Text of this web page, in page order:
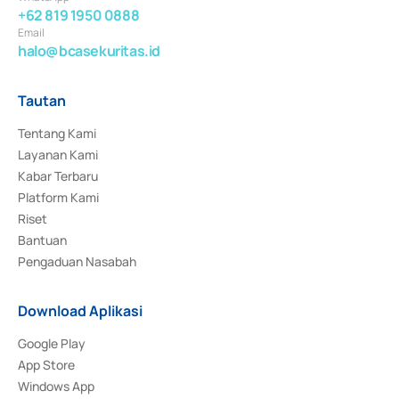
+62 819 1950 0888
Email
halo@bcasekuritas.id
Tautan
Tentang Kami
Layanan Kami
Kabar Terbaru
Platform Kami
Riset
Bantuan
Pengaduan Nasabah
Download Aplikasi
Google Play
App Store
Windows App